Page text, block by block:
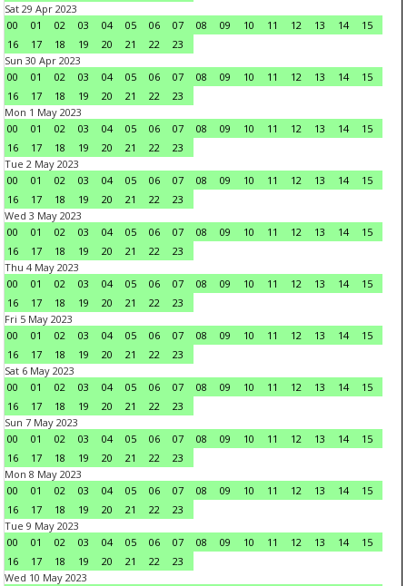
Sat 29 Apr 2023
00
01 02 03 04 05 06 07 08 09 10 11 12 13 14
15
16
17 18 19 20 21 22
23
Sun 30 Apr 2023
00
01 02 03 04 05 06 07 08 09 10 11 12 13 14
15
16
17 18 19 20 21 22
23
Mon 1 May 2023
00
01 02 03 04 05 06 07 08 09 10 11 12 13 14
15
16
17 18 19 20 21 22
23
Tue 2 May 2023
00
01 02 03 04 05 06 07 08 09 10 11 12 13 14
15
16
17 18 19 20 21 22
23
Wed 3 May 2023
00
01 02 03 04 05 06 07 08 09 10 11 12 13 14
15
16
17 18 19 20 21 22
23
Thu 4 May 2023
00
01 02 03 04 05 06 07 08 09 10 11 12 13 14
15
16
17 18 19 20 21 22
23
Fri 5 May 2023
00
01 02 03 04 05 06 07 08 09 10 11 12 13 14
15
16
17 18 19 20 21 22
23
Sat 6 May 2023
00
01 02 03 04 05 06 07 08 09 10 11 12 13 14
15
16
17 18 19 20 21 22
23
Sun 7 May 2023
00
01 02 03 04 05 06 07 08 09 10 11 12 13 14
15
16
17 18 19 20 21 22
23
Mon 8 May 2023
00
01 02 03 04 05 06 07 08 09 10 11 12 13 14
15
16
17 18 19 20 21 22
23
Tue 9 May 2023
00
01 02 03 04 05 06 07 08 09 10 11 12 13 14
15
16
17 18 19 20 21 22
23
Wed 10 May 2023